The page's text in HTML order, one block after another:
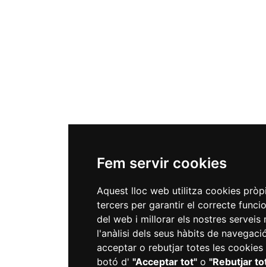
Fem servir cookies
Aquest lloc web utilitza cookies
tercers per garantir el correcte
del web i millorar els nostres serveis
l'anàlisi dels seus hàbits de
acceptar o rebutjar totes les cookies
botó d' "Acceptar tot" o "Rebutjar